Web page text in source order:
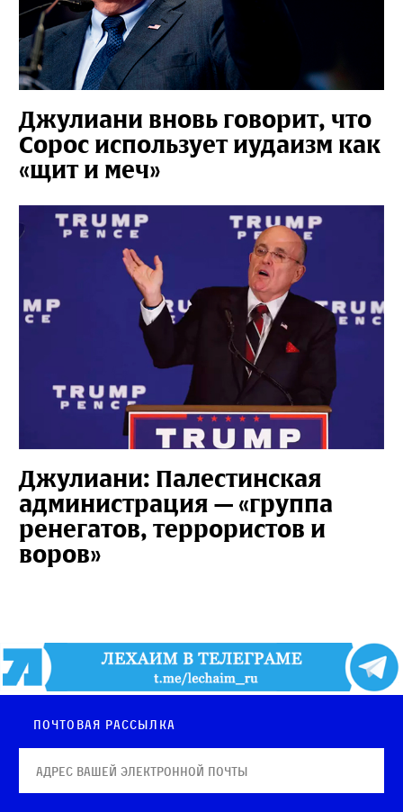
Джулиани вновь говорит, что
Сорос использует иудаизм как
«щит и меч»
Джулиани: Палестинская
администрация — «группа
ренегатов, террористов и
воров»
Почтовая рассылка